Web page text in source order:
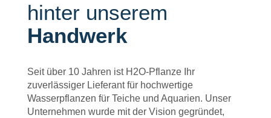
hinter unserem
Handwerk
Seit über 10 Jahren ist H2O-Pflanze Ihr
zuverlässiger Lieferant für hochwertige
Wasserpflanzen für Teiche und Aquarien. Unser
Unternehmen wurde mit der Vision gegründet,